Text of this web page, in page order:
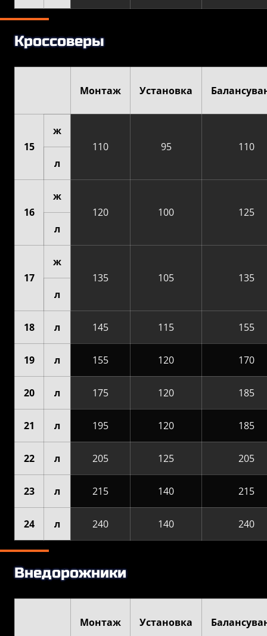
Кроссоверы
Монтаж Установка
15
ж
110
95
110
л
16
ж
120
100
125
л
17
ж
135
105
135
л
18 л 145 115 155
19 л 155 120 170
20 л 175 120 185
21 л 195 120 185
22 л 205 125 205
23 л 215 140 215
24 л 240 140 240
Внедорожники
Монтаж Установка